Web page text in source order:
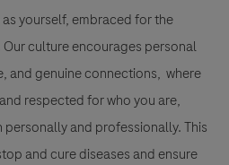
yourself, embraced for the
culture encourages personal
and genuine connections, where
respected for who you are,
and professionally. This
and cure diseases and ensure